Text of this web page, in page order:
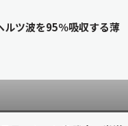
ツ波を95％吸収する薄